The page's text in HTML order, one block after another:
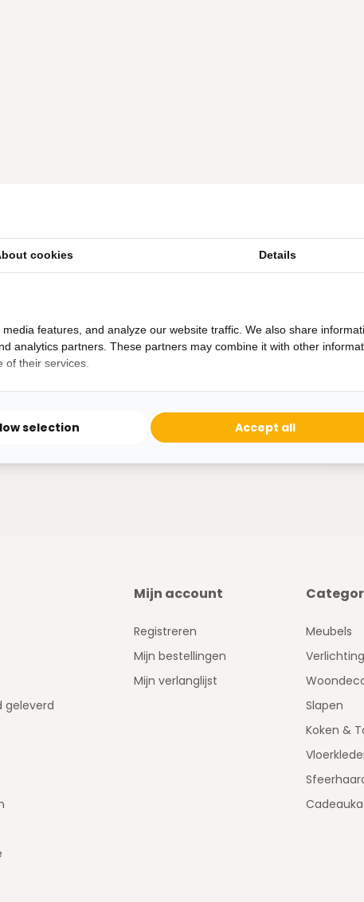
Heb je een vraag?
Bereikbaar van ma - vr 10:00 tot 17:00
0162-231130
klantenservice@bazaaronline.nl
niet
*
geleverd
Mijn account
Registreren
Mijn bestellingen
Mijn verlanglijst
Meubels
Verlichting
Slapen
Koken &
cookies Details
features, and analyze our website traffic. We also share
analytics partners. These partners may combine it with other
their services.
selection Accept all